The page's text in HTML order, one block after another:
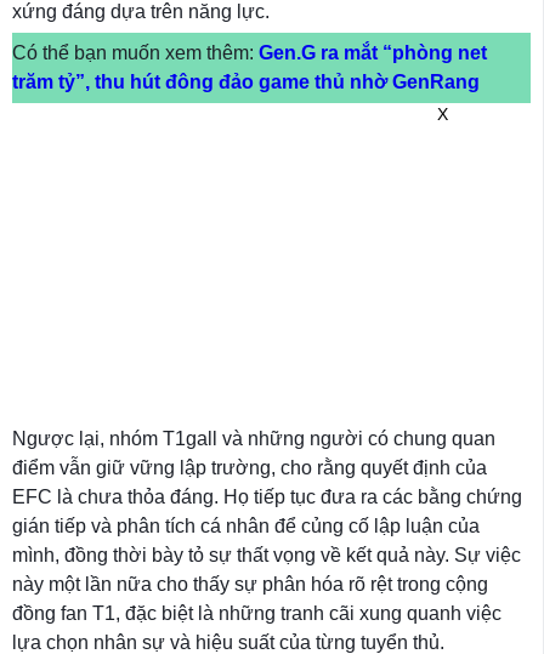
xứng đáng dựa trên năng lực.
Có thể bạn muốn xem thêm: Gen.G ra mắt “phòng net
trăm tỷ”, thu hút đông đảo game thủ nhờ GenRang
X
Ngược lại, nhóm T1gall và những người có chung quan
điểm vẫn giữ vững lập trường, cho rằng quyết định của
EFC là chưa thỏa đáng. Họ tiếp tục đưa ra các bằng chứng
gián tiếp và phân tích cá nhân để củng cố lập luận của
mình, đồng thời bày tỏ sự thất vọng về kết quả này. Sự việc
này một lần nữa cho thấy sự phân hóa rõ rệt trong cộng
đồng fan T1, đặc biệt là những tranh cãi xung quanh việc
lựa chọn nhân sự và hiệu suất của từng tuyển thủ.